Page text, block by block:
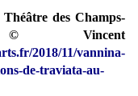
des Champs-
© Vincent
2018/11/vannina-
de-traviata-au-